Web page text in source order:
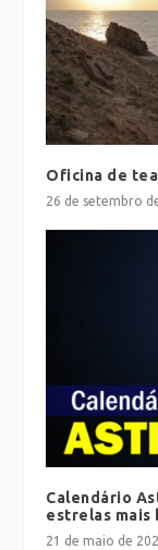
Oficina de
26 de setembro
Calendário
estrelas mais
21 de maio de